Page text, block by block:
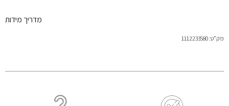
מדריך מידות
מק"ט: 1112233580